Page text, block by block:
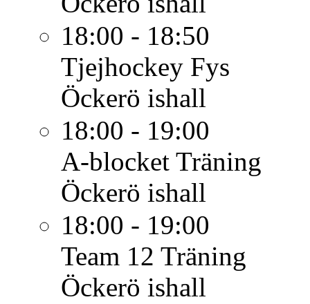
18:00 - 18:50
Tjejhockey Fys
Öckerö ishall
18:00 - 19:00
A-blocket Träning
Öckerö ishall
18:00 - 19:00
Team 12 Träning
Öckerö ishall